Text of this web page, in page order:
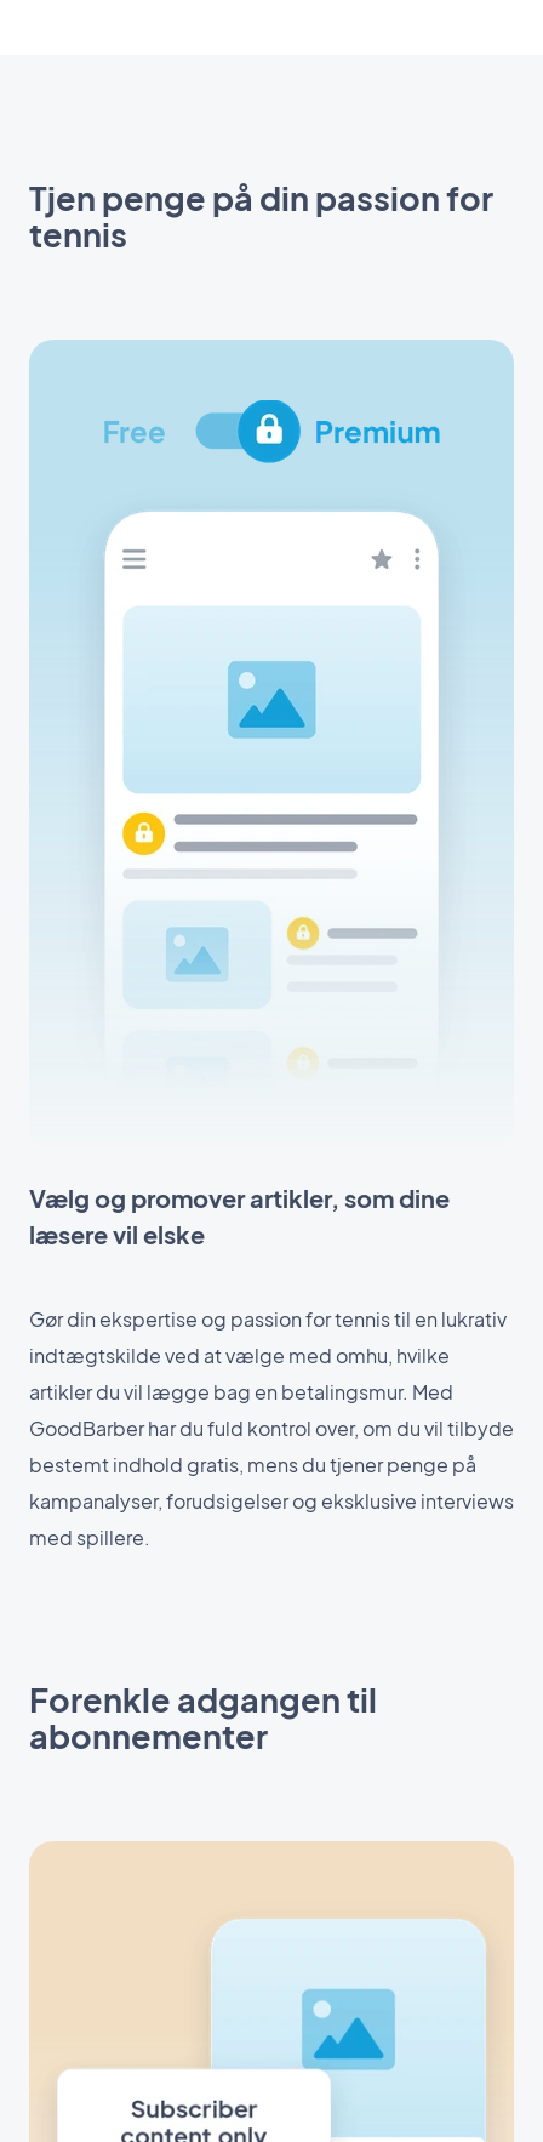
Tjen penge på din passion for
tennis
Vælg og promover artikler, som dine
læsere vil elske
Gør din ekspertise og passion for tennis til en lukrativ
indtægtskilde ved at vælge med omhu, hvilke
artikler du vil lægge bag en betalingsmur. Med
GoodBarber har du fuld kontrol over, om du vil tilbyde
bestemt indhold gratis, mens du tjener penge på
kampanalyser, forudsigelser og eksklusive interviews
med spillere.
Forenkle adgangen til
abonnementer